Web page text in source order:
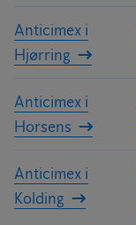
Anticimex i
Hjørring
Anticimex i
Horsens
Anticimex i
Kolding